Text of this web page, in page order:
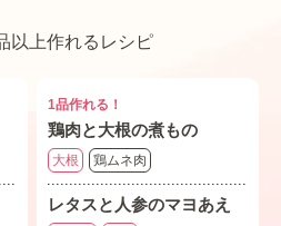
以上作れるレシピ
1品作れる！
鶏肉と大根の煮もの
大根 鶏ムネ肉
レタスと人参のマヨあえ